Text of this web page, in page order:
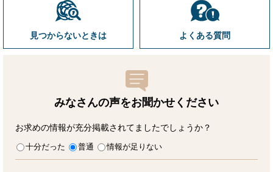
見つからないときは よくある質問
みなさんの声をお聞かせ ください
お求めの情報が充分掲載されてましたでしょうか？
十分だった 普通 情報が足りない